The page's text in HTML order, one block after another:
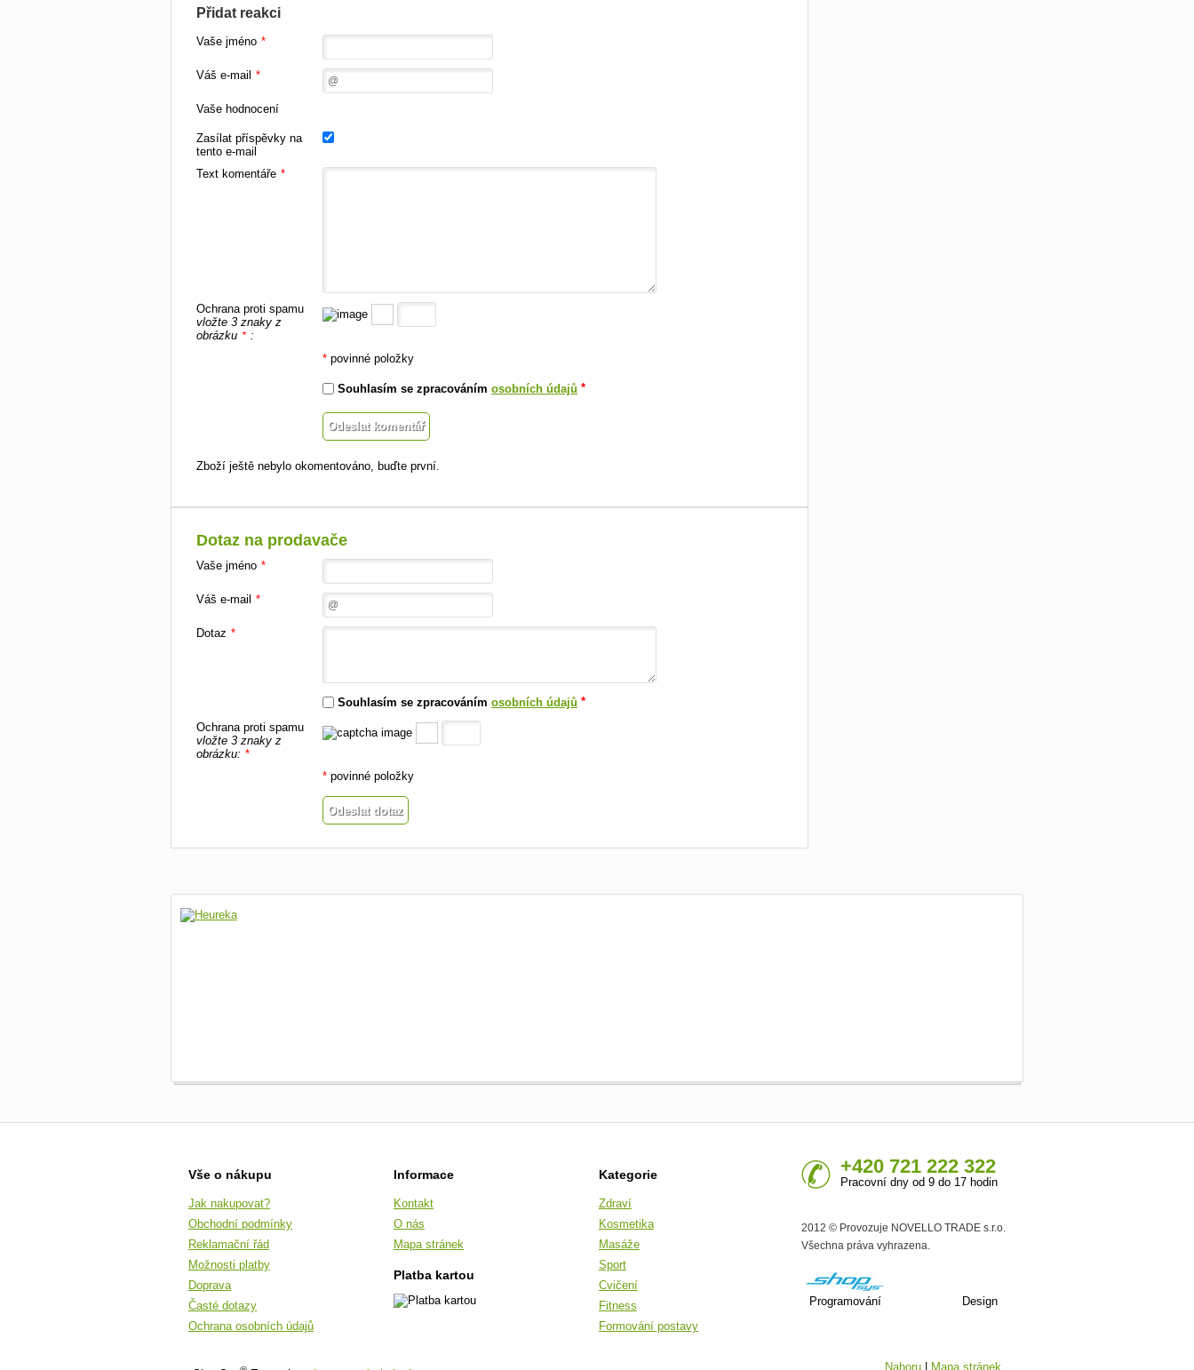
Přidat reakci
Vaše jméno *
Váš e-mail *
Vaše hodnocení
Zasílat příspěvky na
tento e-mail
Text komentáře *
Ochrana proti spamu
vložte 3 znaky z
obrázku * :
* povinné položky
Souhlasím se zpracováním osobních údajů *
Zboží ještě nebylo okomentováno, buďte první.
Dotaz na prodavače
Vaše jméno *
Váš e-mail *
Dotaz *
Souhlasím se zpracováním osobních údajů *
Ochrana proti spamu
vložte 3 znaky z
obrázku: *
* povinné položky
Vše o nákupu
Jak nakupovat?
Obchodní podmínky
Reklamační řád
Možnosti platby
Doprava
Časté dotazy
Ochrana osobních údajů
Informace
Kontakt
O nás
Mapa stránek
Platba kartou
Kategorie
Zdraví
Kosmetika
Masáže
Sport
Cvičení
Fitness
Formování postavy
+420 721 222 322
Pracovní dny od 9 do 17 hodin
2012 © Provozuje NOVELLO TRADE s.r.o.
Všechna práva vyhrazena.
Programování Design
Nahoru Mapa stránek